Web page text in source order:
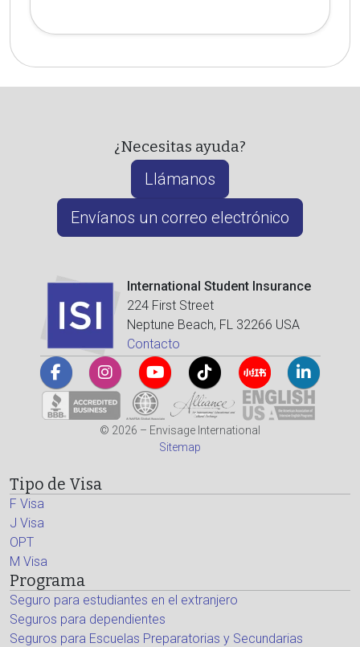
¿Necesitas ayuda?
Llámanos
Envíanos un correo electrónico
International Student Insurance
224 First Street
Neptune Beach, FL 32266 USA
Contacto
© 2026 – Envisage International
Sitemap
Tipo de Visa
F Visa
J Visa
OPT
M Visa
Programa
Seguro para estudiantes en el extranjero
Seguros para dependientes
Seguros para Escuelas Preparatorias y Secundarias